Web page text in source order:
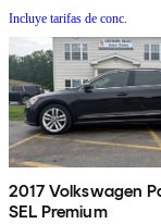
Incluye tarifas de conc.
2017 Volkswagen
SEL Premium